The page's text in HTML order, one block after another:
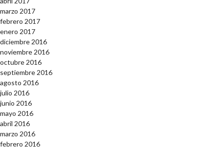
marzo 2017
febrero 2017
enero 2017
diciembre 2016
noviembre 2016
octubre 2016
septiembre 2016
agosto 2016
julio 2016
junio 2016
mayo 2016
abril 2016
marzo 2016
febrero 2016